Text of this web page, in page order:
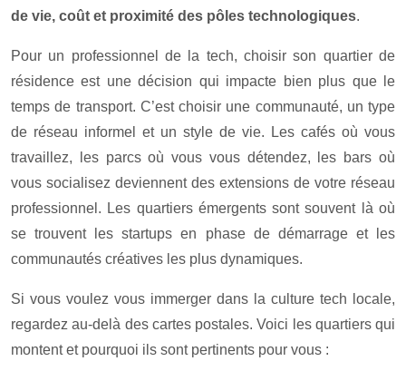
de vie, coût et proximité des pôles technologiques.
Pour un professionnel de la tech, choisir son quartier de
résidence est une décision qui impacte bien plus que le
temps de transport. C’est choisir une communauté, un type
de réseau informel et un style de vie. Les cafés où vous
travaillez, les parcs où vous vous détendez, les bars où
vous socialisez deviennent des extensions de votre réseau
professionnel. Les quartiers émergents sont souvent là où
se trouvent les startups en phase de démarrage et les
communautés créatives les plus dynamiques.
Si vous voulez vous immerger dans la culture tech locale,
regardez au-delà des cartes postales. Voici les quartiers qui
montent et pourquoi ils sont pertinents pour vous :